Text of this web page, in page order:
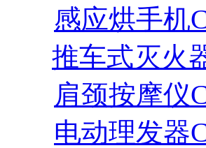
感应烘手机
推车式灭火
肩颈按摩仪
电动理发器